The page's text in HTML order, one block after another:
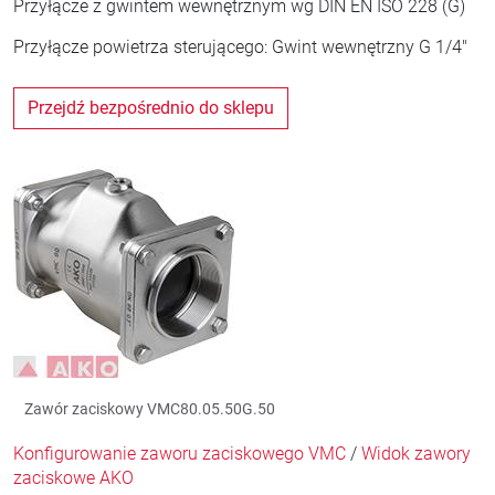
Przyłącze z gwintem wewnętrznym wg DIN EN ISO 228 (G)
Przyłącze powietrza sterującego: Gwint wewnętrzny G 1/4"
Przejdź bezpośrednio do sklepu
Zawór zaciskowy VMC80.05.50G.50
Konfigurowanie zaworu zaciskowego VMC / Widok zawory
zaciskowe AKO